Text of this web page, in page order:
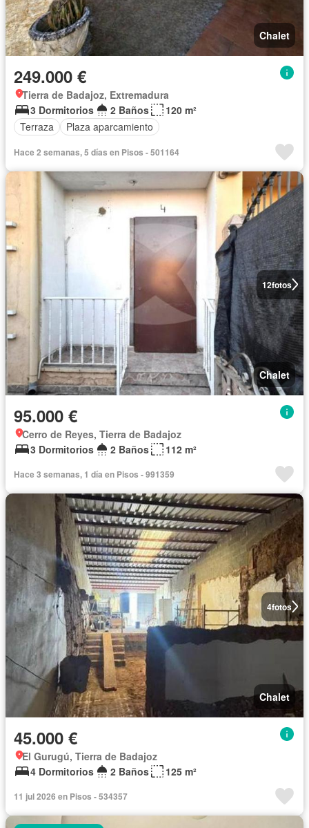
Chalet
249.000 €
Tierra de Badajoz, Extremadura
3 Dormitorios
2 Baños
120 m²
Terraza
Plaza aparcamiento
Hace 2 semanas, 5 días en Pisos - 501164
12fotos
Chalet
95.000 €
Cerro de Reyes, Tierra de Badajoz
3 Dormitorios
2 Baños 112 m²
Hace 3 semanas, 1 día en Pisos - 991359
4fotos
Chalet
45.000 €
El Gurugú, Tierra de Badajoz
4 Dormitorios
2 Baños 125 m²
11 jul 2026 en Pisos - 534357